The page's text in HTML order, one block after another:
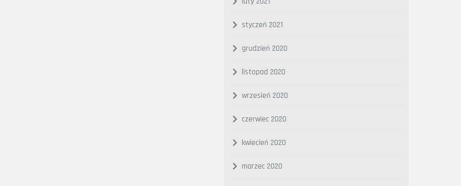
styczeń 2021
grudzień 2020
listopad 2020
wrzesień 2020
czerwiec 2020
kwiecień 2020
marzec 2020